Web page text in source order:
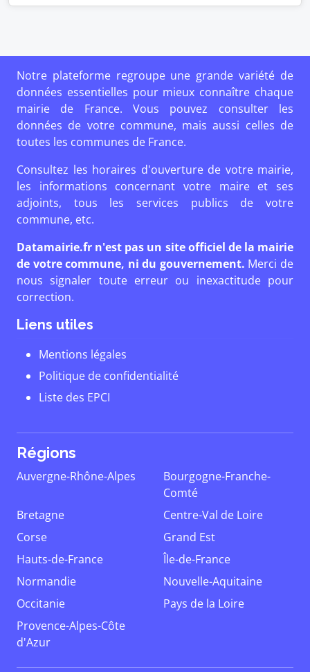
Notre plateforme regroupe une grande variété de
données essentielles pour mieux connaître chaque
mairie de France. Vous pouvez consulter les
données de votre commune, mais aussi celles de
toutes les communes de France.
Consultez les horaires d'ouverture de votre mairie,
les informations concernant votre maire et ses
adjoints, tous les services publics de votre
commune, etc.
Datamairie.fr n'est pas un site officiel de la mairie
de votre commune, ni du gouvernement. Merci de
nous signaler toute erreur ou inexactitude pour
correction.
Liens utiles
Mentions légales
Politique de confidentialité
Liste des EPCI
Régions
Auvergne-Rhône-Alpes
Bourgogne-Franche-
Comté
Bretagne
Centre-Val de Loire
Corse
Grand Est
Hauts-de-France
Île-de-France
Normandie
Nouvelle-Aquitaine
Occitanie
Pays de la Loire
Provence-Alpes-Côte
d'Azur